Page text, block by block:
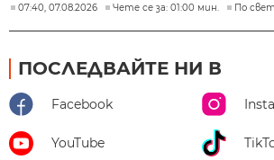
07:40, 07.08.2026 Чете се за: 01:00 мин. По
ПОСЛЕДВАЙТЕ НИ В
Facebook
YouTube